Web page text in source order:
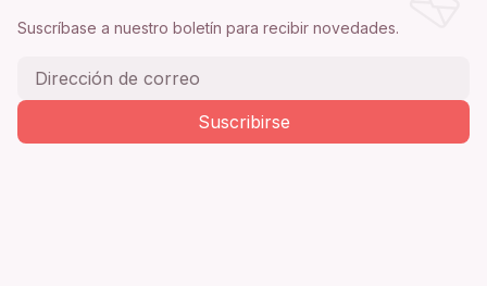
Suscríbase a nuestro boletín para recibir novedades.